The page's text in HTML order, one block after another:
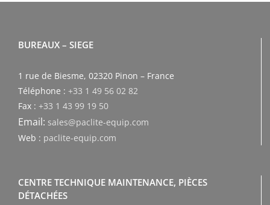
BUREAUX – SIEGE
1 rue de Biesme, 02320 Pinon – France
Téléphone : +33 1 49 56 02 82
Fax : +33 1 43 99 19 50
Email: sales@paclite-equip.com
Web : paclite-equip.com
CENTRE TECHNIQUE MAINTENANCE, PIÈCES
DÉTACHÉES